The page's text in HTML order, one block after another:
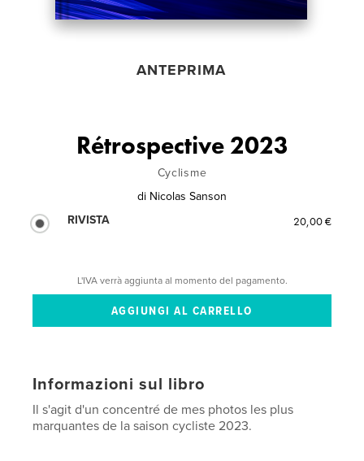
ANTEPRIMA
Rétrospective 2023
Cyclisme
di Nicolas Sanson
RIVISTA
20,00 €
L'IVA verrà aggiunta al momento del pagamento.
Informazioni sul libro
Il s'agit d'un concentré de mes photos les plus
marquantes de la saison cycliste 2023.